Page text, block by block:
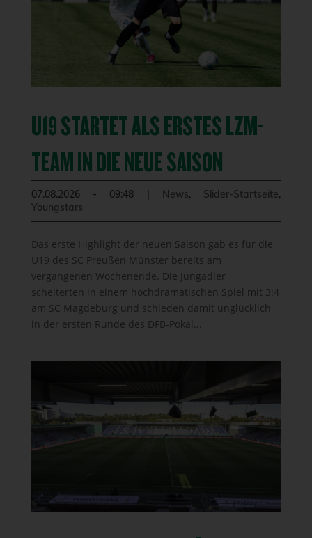
U19 STARTET ALS ERSTES LZM-
TEAM IN DIE NEUE SAISON
07.08.2026 - 09:48 | News, Slider-Startseite,
Youngstars
Das erste Highlight der neuen Saison gab es für die
U19 des SC Preußen Münster bereits am
vergangenen Wochenende. Die Jungadler
scheiterten in einem hochdramatischen Spiel mit 3:4
am SC Magdeburg und schieden damit unglücklich
in der ersten Runde des DFB-Pokal...